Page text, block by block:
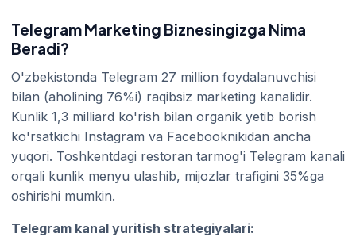
Telegram Marketing Biznesingizga Nima
Beradi?
O'zbekistonda Telegram 27 million foydalanuvchisi
bilan (aholining 76%i) raqibsiz marketing kanalidir.
Kunlik 1,3 milliard ko'rish bilan organik yetib borish
ko'rsatkichi Instagram va Facebooknikidan ancha
yuqori. Toshkentdagi restoran tarmog'i Telegram kanali
orqali kunlik menyu ulashib, mijozlar trafigini 35%ga
oshirishi mumkin.
Telegram kanal yuritish strategiyalari: